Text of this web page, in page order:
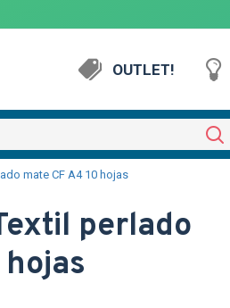
OUTLET!
mate CF A4 10 hojas
perlado